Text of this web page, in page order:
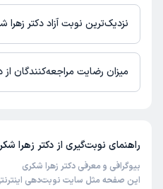
هستیم از خودشون و منشی
علت مراجعه: تخمدان
این پزشک را پیشنهاد میکنم
زمان انتظار:بیش از 90 دقیقه
در حال حاضر اطلاعاتی درباره ارائه
دسترس نیست. برای دریافت اطلاعات
نزدیک‌ترین نوبت آزاد دکتر
دکتر زهرا شکری از روز شنبه 17 مرداد 1405 بیمار جدید می‌پذیرند.
میزان رضایت مراجعه‌کنندگان
راهنمای نوبت‌گیری از دکتر زهرا
بیوگرافی و معرفی دکتر زهرا شکری